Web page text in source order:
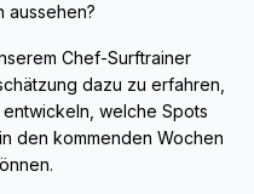
aussehen?
Chef-Surftrainer
dazu zu erfahren,
welche Spots
den kommenden Wochen